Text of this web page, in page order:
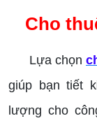
Cho
Lựa chọn
giúp bạn tiết
lượng cho